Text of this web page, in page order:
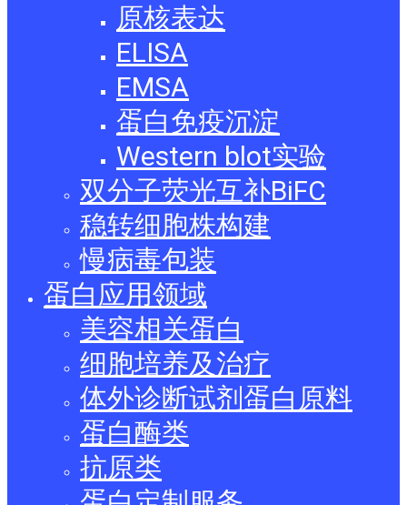
原核表达
ELISA
EMSA
蛋白免疫沉淀
Western blot实验
双分子荧光互补BiFC
稳转细胞株构建
慢病毒包装
蛋白应用领域
美容相关蛋白
细胞培养及治疗
体外诊断试剂蛋白原料
蛋白酶类
抗原类